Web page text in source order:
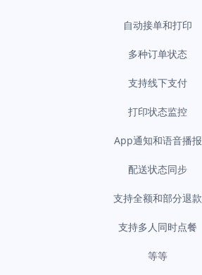
自动接单和打印
多种订单状态
支持线下支付
打印状态监控
App通知和语音播报
配送状态同步
支持全额和部分退款
支持多人同时点餐
等等